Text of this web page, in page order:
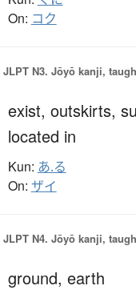
On: コク
JLPT N3. Jōyō kanji,
exist, outskirts,
located in
Kun: あ.る
On: ザイ
JLPT N4. Jōyō kanji,
ground, earth